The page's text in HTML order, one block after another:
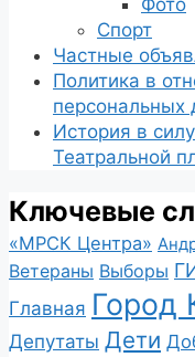
Спорт
Частные
Политика в
персональных
История в
Театральной
Ключевые
«МРСК Центра»
Ветераны Выборы
Главная Город
Депутаты Дети